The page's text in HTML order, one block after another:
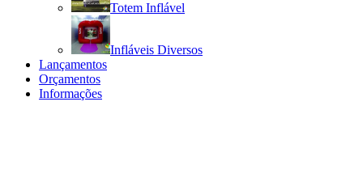
Totem Inflável
Infláveis Diversos
Lançamentos
Orçamentos
Informações